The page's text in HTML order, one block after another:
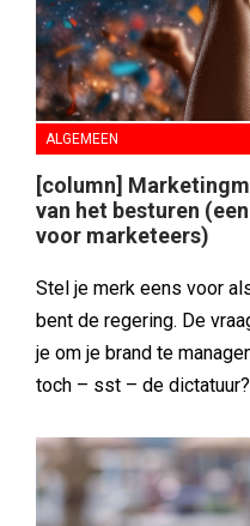
ALGEMEEN
[column]
van het besturen
voor marketeers)
Stel je merk eens voor
bent de regering. De
je om je brand te
toch – sst – de dictatuur?